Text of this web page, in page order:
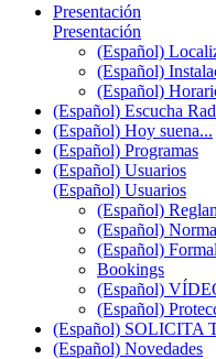
Presentación
Presentación
(Español)
(Español)
(Español)
(Español) Escucha
(Español) Hoy suena...
(Español) Programas
(Español) Usuarios
(Español) Usuarios
(Español)
(Español)
(Español)
Bookings
(Español)
(Español)
(Español) SOLICITA
(Español) Novedades